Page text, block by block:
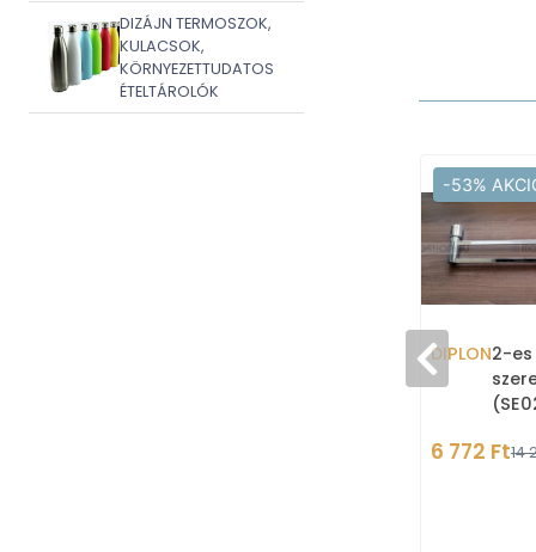
DIZÁJN TERMOSZOK,
KULACSOK,
KÖRNYEZETTUDATOS
ÉTELTÁROLÓK
-53%
DIPLON2-
6 772 Ft14